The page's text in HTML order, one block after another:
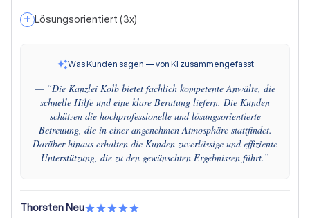
+ Lösungsorientiert (3x)
Was Kunden sagen — von KI zusammengefasst
— “Die Kanzlei Kolb bietet fachlich kompetente Anwälte, die
schnelle Hilfe und eine klare Beratung liefern. Die Kunden
schätzen die hochprofessionelle und lösungsorientierte
Betreuung, die in einer angenehmen Atmosphäre stattfindet.
Darüber hinaus erhalten die Kunden zuverlässige und effiziente
Unterstützung, die zu den gewünschten Ergebnissen führt.”
Thorsten Neu